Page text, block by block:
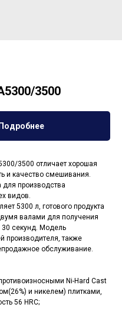
3500
Подробнее
3500 отличает хорошая
и качество смешивания.
производства
видов.
5300 л, готового продукта
валами для получения
секунд. Модель
производителя, также
обслуживание.
Ni-Hard Cast
и никелем) плитками,
56 HRC;